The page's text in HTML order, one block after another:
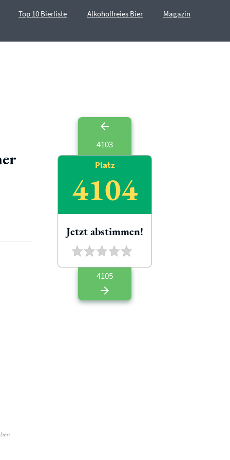
Top 10 Bierliste Alkoholfreies Bier Magazin
4103
Platz
4104
Jetzt abstimmen!
4105